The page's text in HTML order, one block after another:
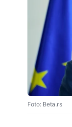
Foto: Beta.rs